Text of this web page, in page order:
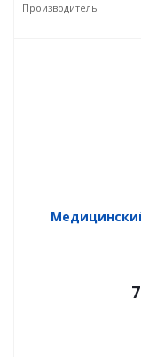
Производитель